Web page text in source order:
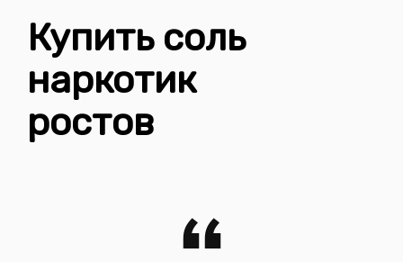
Купить соль
наркотик
ростов